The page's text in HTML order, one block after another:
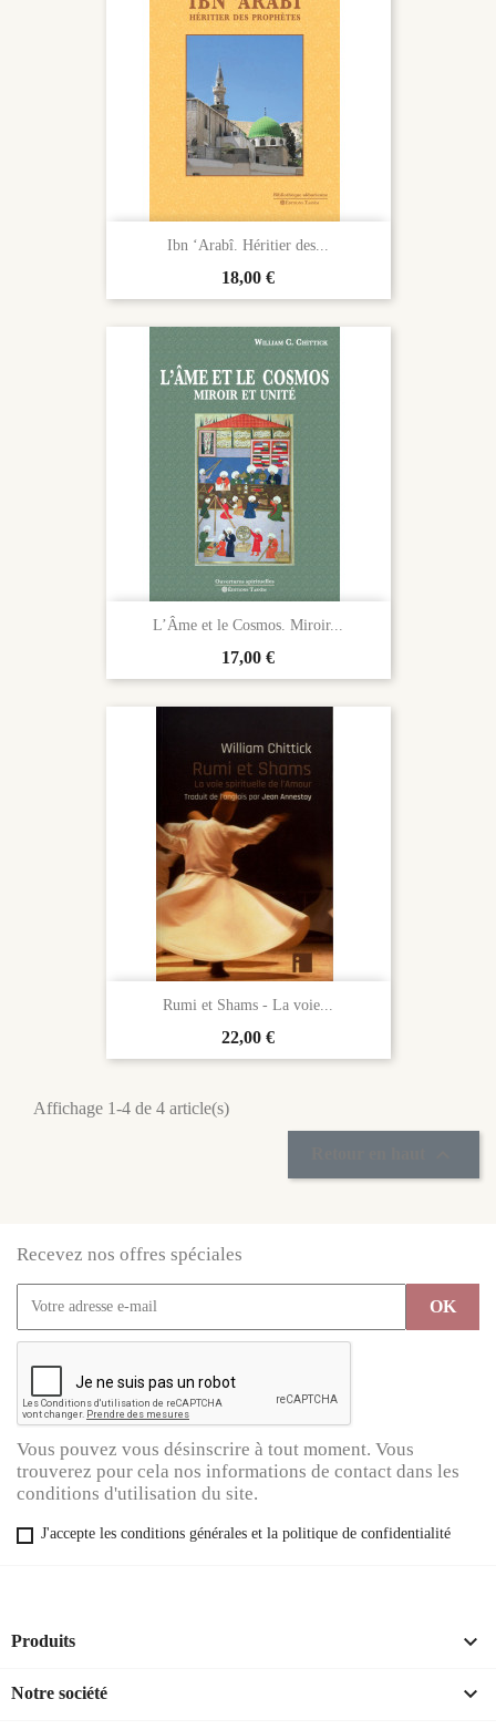
Ibn ‘Arabî. Héritier des...
Prix
18,00 €
L’Âme et le Cosmos. Miroir...
Prix
17,00 €
Rumi et Shams - La voie...
Prix
22,00 €
Affichage 1-4 de 4 article(s)
Recevez nos offres spéciales
Vous pouvez vous désinscrire à tout moment. Vous
trouverez pour cela nos informations de contact dans les
conditions d'utilisation du site.
J'accepte les conditions générales et la politique de confidentialité
Produits 
Notre société 